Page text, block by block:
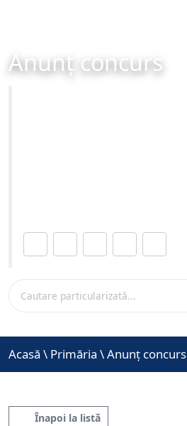
Anunț concurs
Acasă \ Primăria \Anunț concurs
Înapoi la listă